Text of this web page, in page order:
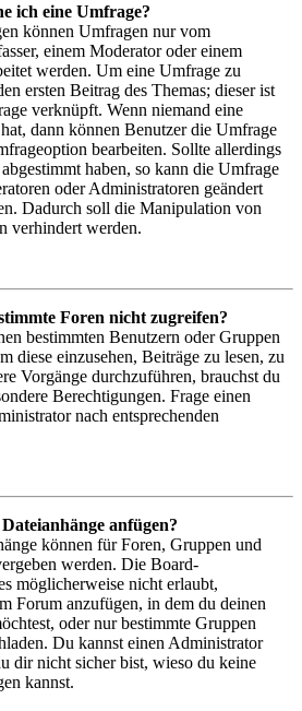
ich eine Umfrage?
können Umfragen nur vom
einem Moderator oder einem
werden. Um eine Umfrage zu
ersten Beitrag des Themas; dieser ist
verknüpft. Wenn niemand eine
dann können Benutzer die Umfrage
bearbeiten. Sollte allerdings
haben, so kann die Umfrage
oder Administratoren geändert
Dadurch soll die Manipulation von
verhindert werden.
Foren nicht zugreifen?
bestimmten Benutzern oder Gruppen
diese einzusehen, Beiträge zu lesen, zu
Vorgänge durchzuführen, brauchst du
Berechtigungen. Frage einen
nach entsprechenden
anfügen?
können für Foren, Gruppen und
werden. Die Board-
möglicherweise nicht erlaubt,
Forum anzufügen, in dem du deinen
oder nur bestimmte Gruppen
Du kannst einen Administrator
dir nicht sicher bist, wieso du keine
kannst.